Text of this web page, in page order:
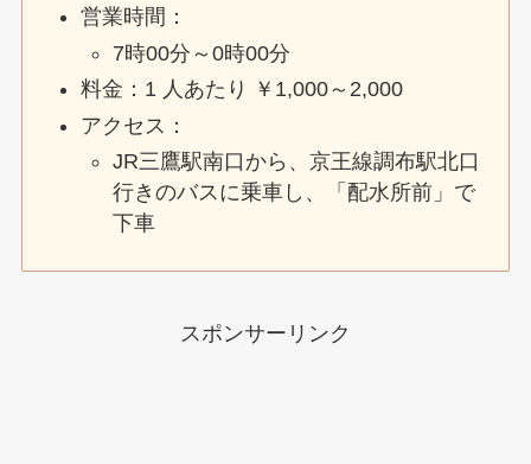
営業時間：
7時00分～0時00分
料金：1 人あたり ￥1,000～2,000
アクセス：
JR三鷹駅南口から、京王線調布駅北口
行きのバスに乗車し、「配水所前」で
下車
スポンサーリンク